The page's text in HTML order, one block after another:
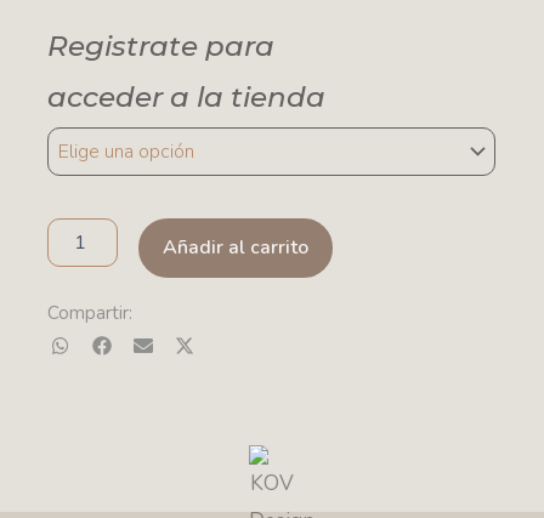
Registrate para
acceder a la tienda
VELA
ESTRELLA
Añadir al carrito
Compartir: